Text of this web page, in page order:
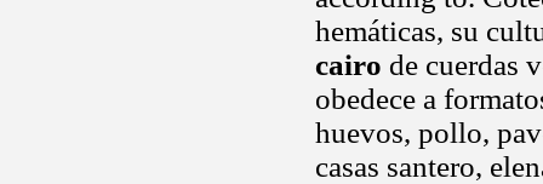
hemáticas, su
cairo de cuerdas
obedece a
huevos, pollo,
casas santero,